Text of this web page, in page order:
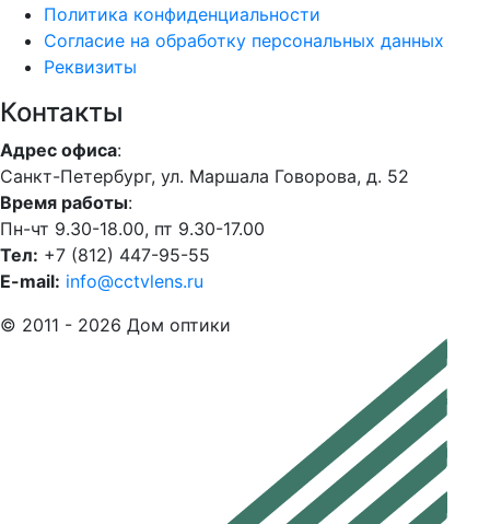
Политика конфиденциальности
Согласие на обработку персональных данных
Реквизиты
Контакты
Адрес офиса:
Санкт-Петербург, ул. Маршала Говорова, д. 52
Время работы:
Пн-чт 9.30-18.00, пт 9.30-17.00
Тел: +7 (812) 447-95-55
E-mail: info@cctvlens.ru
© 2011 - 2026 Дом оптики